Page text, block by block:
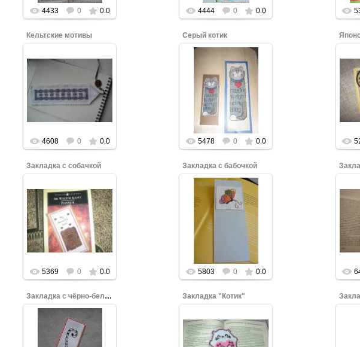
4433 0 0.0 4444 0 0.0
Кельтские мотивы
Нажмите, чтобы
увеличить.
4608 0 0.0
Серый котик
Нажмите, чтобы
увеличить.
5478 0 0.0
Закладка с собачкой
Нажмите, чтобы
увеличить.
5369 0 0.0
Закладка с бабочкой
Нажмите, чтобы
увеличить.
5803 0 0.0
Закладка с чёрно-белым котиком Закладка "Котик"